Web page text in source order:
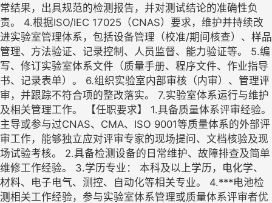
常结果，出具规范的检测报告，并对测试结论的准确性负
责。 4.根据ISO/IEC 17025（CNAS）要求，维护并持续改
进实验室管理体系，包括设备管理（校准/期间核查）、样品
管理、方法验证、记录控制、人员监督、能力验证等。 5.编
写、修订实验室体系文件（质量手册、程序文件、作业指导
书、记录表单）。 6.组织实验室内部审核（内审）、管理评
审，并跟踪不符合项的整改落实。 7.实验室体系运行与维护
及相关管理工作。 【任职要求】 1.具备质量体系评审经验。
主导或参与过CNAS、CMA、ISO 9001等质量体系的外部评
审工作，能够独立应对评审专家的现场提问、文档核验及现
场试验考核。 2.具备检测设备的日常维护、故障排查及简单
维修工作经验。 3.学历专业： 本科及以上学历，电化学、
材料、电子电气、测控、自动化等相关专业。 4.***电池检
测相关工作经验，参与实验室体系管理或质量体系评审者优